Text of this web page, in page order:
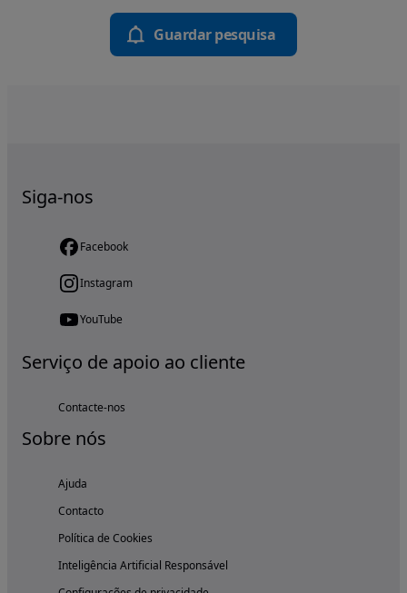
Guardar pesquisa
Siga-nos
Facebook
Instagram
YouTube
Serviço de apoio ao cliente
Contacte-nos
Sobre nós
Ajuda
Contacto
Política de Cookies
Inteligência Artificial Responsável